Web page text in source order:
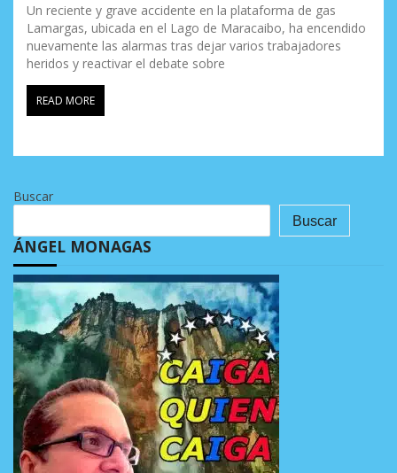
Un reciente y grave accidente en la plataforma de gas
Lamargas, ubicada en el Lago de Maracaibo, ha encendido
nuevamente las alarmas tras dejar varios trabajadores
heridos y reactivar el debate sobre
READ MORE
Buscar
Buscar
ÁNGEL MONAGAS